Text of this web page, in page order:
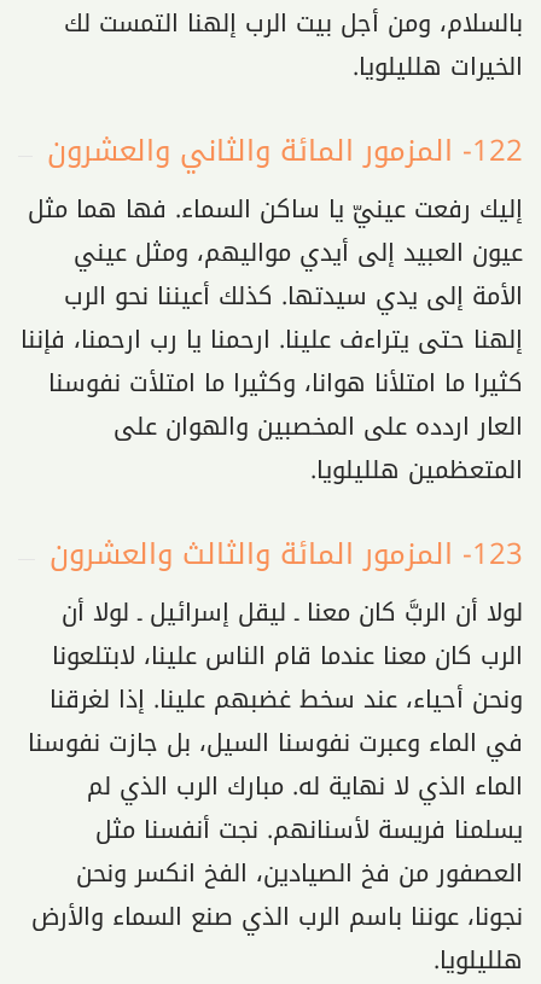
بالسلام، ومن أجل بيت الرب إلهنا التمست لك
الخيرات هلليلويا.
122- المزمور المائة والثاني والعشرون
إليك رفعت عينيّ يا ساكن السماء. فها هما مثل
عيون العبيد إلى أيدي مواليهم، ومثل عيني
الأمة إلى يدي سيدتها. كذلك أعيننا نحو الرب
إلهنا حتى يتراءف علينا. ارحمنا يا رب ارحمنا، فإننا
كثيرا ما امتلأنا هوانا، وكثيرا ما امتلأت نفوسنا
العار اردده على المخصبين والهوان على
المتعظمين هلليلويا.
123- المزمور المائة والثالث والعشرون
لولا أن الربَّ كان معنا ـ ليقل إسرائيل ـ لولا أن
الرب كان معنا عندما قام الناس علينا، لابتلعونا
ونحن أحياء، عند سخط غضبهم علينا. إذا لغرقنا
في الماء وعبرت نفوسنا السيل، بل جازت نفوسنا
الماء الذي لا نهاية له. مبارك الرب الذي لم
يسلمنا فريسة لأسنانهم. نجت أنفسنا مثل
العصفور من فخ الصيادين، الفخ انكسر ونحن
نجونا، عوننا باسم الرب الذي صنع السماء والأرض
هلليلويا.